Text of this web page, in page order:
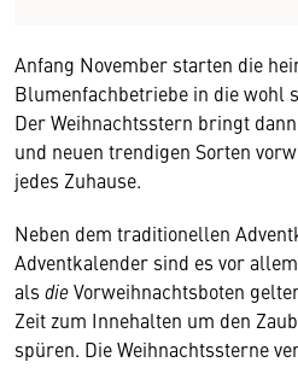
Anfang November starten die
Blumenfachbetriebe in die wohl
Der Weihnachtsstern bringt
und neuen trendigen Sorten
jedes Zuhause.
Neben dem traditionellen
Adventkalender sind es vor
als dieVorweihnachtsboten
Zeit zum Innehalten um den
spüren. Die Weihnachtssterne